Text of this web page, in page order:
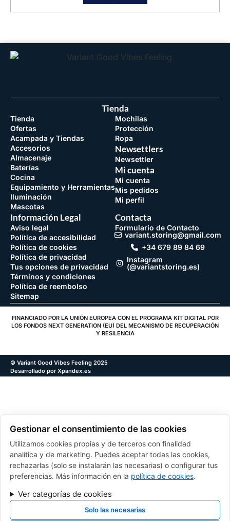
Tienda
Tienda
Ofertas
Acampada y Tiendas
Accesorios
Almacenaje
Baterías
Cocina
Equipamiento y Herramientas
Iluminación
Mascotas
Mochilas
Protección
Ropa
Newsettlers
Newsettler
Mi cuenta
Mi cuenta
Mis pedidos
Mi perfil
Información Legal
Aviso legal
Política de accesibilidad
Política de cookies
Política de privacidad
Tus opciones de privacidad
Términos y condiciones
Política de reembolso
Sitemap
Contacta
Formulario de Contacto
variant.storing@gmail.com
+34 679 89 84 69
Instagram
(@variantstoring.es)
FINANCIADO POR LA UNIÓN EUROPEA CON EL PROGRAMA KIT DIGITAL POR
LOS FONDOS NEXT GENERATION (EU) DEL MECANISMO DE RECUPERACIÓN
Y RESILENCIA
© Variant Good Vibes Feeling 2025
Desarrollado por Xpandex.es
Gestionar el consentimiento de las cookies
Utilizamos cookies propias y de terceros con finalidad
analítica y de marketing. Puedes aceptar todas las cookies,
rechazarlas (solo se instalarán las necesarias) o configurar tus
preferencias. Más información en la política de cookies.
Ver categorías de cookies
Solo las necesarias